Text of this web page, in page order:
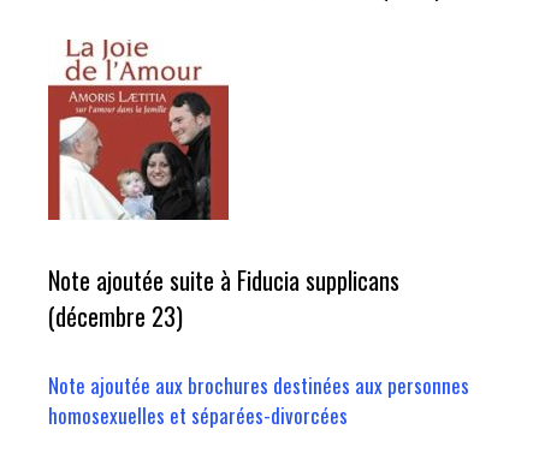
Note ajoutée suite à Fiducia supplicans
(décembre 23)
Note ajoutée aux brochures destinées aux personnes
homosexuelles et séparées-divorcées